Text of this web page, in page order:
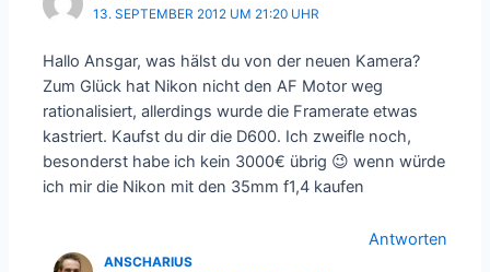
13. SEPTEMBER 2012 UM 21:20 UHR
Hallo Ansgar, was hälst du von der neuen Kamera?
Zum Glück hat Nikon nicht den AF Motor weg
rationalisiert, allerdings wurde die Framerate etwas
kastriert. Kaufst du dir die D600. Ich zweifle noch,
besonderst habe ich kein 3000€ übrig 😉 wenn würde
ich mir die Nikon mit den 35mm f1,4 kaufen
Antworten
ANSCHARIUS